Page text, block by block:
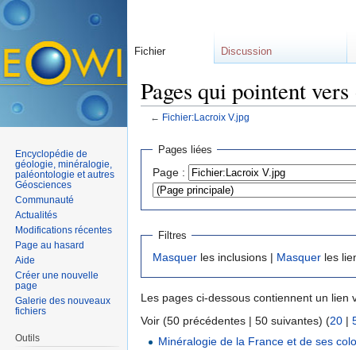
Pages qui pointent
← Fichier:Lacroix V.jpg
Pages liées
Page :
Filtres
Masquer les inclusions | Masquer les
Les pages ci-dessous contiennent un lien
Voir (50 précédentes | 50 suivantes) (20 |
Minéralogie de la France et de ses
Fichier Discussion
Encyclopédie de
géologie, minéralogie,
paléontologie et autres
Géosciences
Communauté
Actualités
Modifications récentes
Page au hasard
Aide
Créer une nouvelle
page
Galerie des nouveaux
fichiers
Outils